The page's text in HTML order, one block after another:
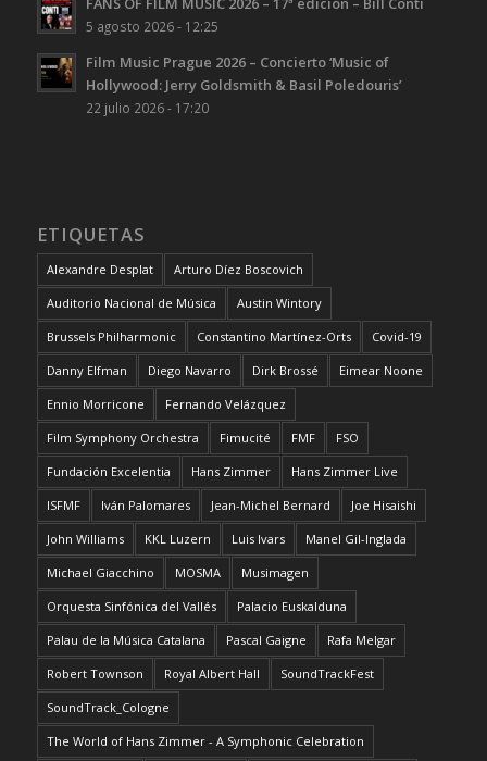
5 agosto 2026 - 12:25
Film Music Prague 2026 – Concierto ‘Music of
Hollywood: Jerry Goldsmith & Basil Poledouris’
22 julio 2026 - 17:20
ETIQUETAS
Alexandre Desplat Arturo Díez Boscovich
Auditorio Nacional de Música Austin Wintory
Brussels Philharmonic Constantino Martínez-Orts Covid-19
Danny Elfman Diego Navarro Dirk Brossé Eimear Noone
Ennio Morricone Fernando Velázquez
Film Symphony Orchestra Fimucité FMF FSO
Fundación Excelentia Hans Zimmer Hans Zimmer Live
ISFMF Iván Palomares Jean-Michel Bernard Joe Hisaishi
John Williams KKL Luzern Luis Ivars Manel Gil-Inglada
Michael Giacchino MOSMA Musimagen
Orquesta Sinfónica del Vallés Palacio Euskalduna
Palau de la Música Catalana Pascal Gaigne Rafa Melgar
Robert Townson Royal Albert Hall SoundTrackFest
SoundTrack_Cologne
The World of Hans Zimmer - A Symphonic Celebration